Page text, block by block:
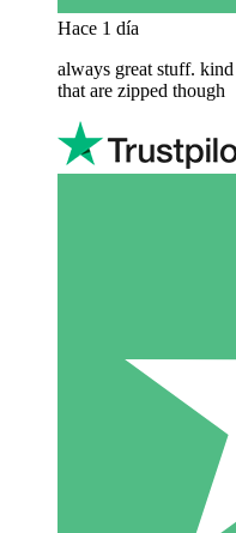
Hace 1 día
always great stuff.
that are zipped though